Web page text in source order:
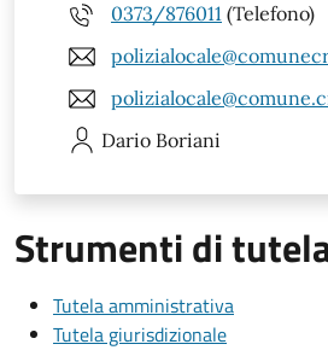
0373/876011 (Telefono)
Dario Boriani
Strumenti di
Tutela amministrativa
Tutela giurisdizionale